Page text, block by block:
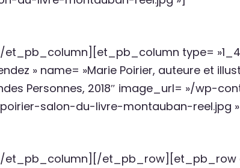
type=
» name= »Marie Poirier, auteure et
Personnes, 2018″ image_url= »/wp-
salon-du-livre-montauban-reel.jpg
et_pb_row][et_pb_row